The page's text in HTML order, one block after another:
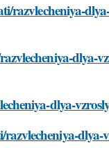
dlya-
dlya-